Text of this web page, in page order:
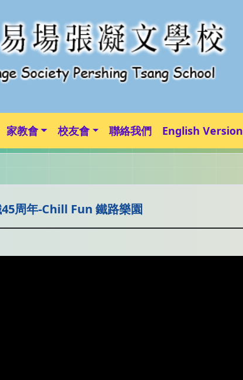
家教會 校友會 聯絡我們 English Version
周年-Chill Fun 鐵路樂園